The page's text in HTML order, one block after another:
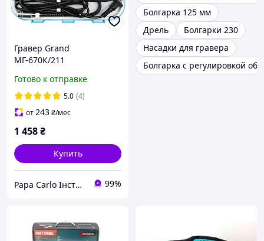
Гравер Grand
МГ-670К/211
гравировальная машина
Готово к отправке
5.0 (4)
от243₴/мес
1 458₴
Купить
Papa Carlo Інструменти 99%
Болгарка 125 мм
Дрель
Болгарки 230
Насадки для гравера
Болгарка с регулировкой